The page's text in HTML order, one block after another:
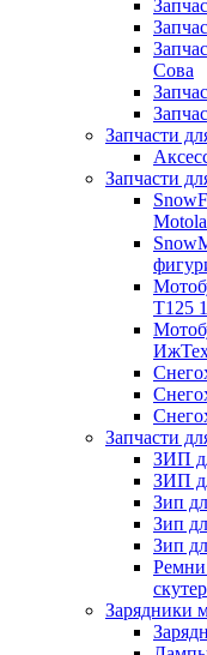
Сова
Запчасти
Запчасти
Т125
Запчасти
ЗИП
ЗИП
Зип
Зип
Зип
Ремни
Зарядники